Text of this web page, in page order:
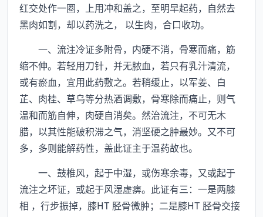
红交处作一圈，上用冲和盖之，至明早起药，自然去
黑肉如割，却以药洗之， 以生肉，合口收功。
一、流注冷证多附骨，内硬不消，骨寒而痛，筋
缩不伸。若轻用刀针，并无脓血，若只有乳汁清流，
或有瘀血，宜用此药敷之。若稍缓止，以军姜、白
芷、肉桂、草乌等分热酒调敷，骨寒除而痛止，则气
温和而筋自伸，肉硬自消矣。然治流注，不可无木
腊，以其性能破积滞之气，消坚硬之肿最妙。又不可
多，多则能解药性，盖此证主于温药故也。
一、鼓椎风，起于中湿，或伤寒余毒，又或起于
流注之坏证，或起于风湿虚痹。此证有三：一是两膝
相 ，行步振掉，膝HT 胫骨微肿；二是膝HT 胫骨交接